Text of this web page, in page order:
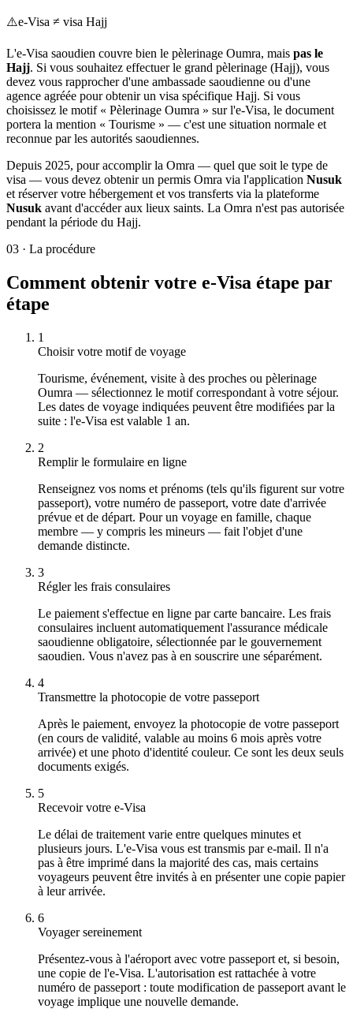
⚠️e-Visa ≠ visa Hajj
L'e-Visa saoudien couvre bien le pèlerinage Oumra, mais pas le
Hajj. Si vous souhaitez effectuer le grand pèlerinage (Hajj), vous
devez vous rapprocher d'une ambassade saoudienne ou d'une
agence agréée pour obtenir un visa spécifique Hajj. Si vous
choisissez le motif « Pèlerinage Oumra » sur l'e-Visa, le document
portera la mention « Tourisme » — c'est une situation normale et
reconnue par les autorités saoudiennes.
Depuis 2025, pour accomplir la Omra — quel que soit le type de
visa — vous devez obtenir un permis Omra via l'application Nusuk
et réserver votre hébergement et vos transferts via la plateforme
Nusuk avant d'accéder aux lieux saints. La Omra n'est pas autorisée
pendant la période du Hajj.
03 · La procédure
Comment obtenir votre e-Visa étape par
étape
1
Choisir votre motif de voyage
Tourisme, événement, visite à des proches ou pèlerinage
Oumra — sélectionnez le motif correspondant à votre séjour.
Les dates de voyage indiquées peuvent être modifiées par la
suite : l'e-Visa est valable 1 an.
2
Remplir le formulaire en ligne
Renseignez vos noms et prénoms (tels qu'ils figurent sur votre
passeport), votre numéro de passeport, votre date d'arrivée
prévue et de départ. Pour un voyage en famille, chaque
membre — y compris les mineurs — fait l'objet d'une
demande distincte.
3
Régler les frais consulaires
Le paiement s'effectue en ligne par carte bancaire. Les frais
consulaires incluent automatiquement l'assurance médicale
saoudienne obligatoire, sélectionnée par le gouvernement
saoudien. Vous n'avez pas à en souscrire une séparément.
4
Transmettre la photocopie de votre passeport
Après le paiement, envoyez la photocopie de votre passeport
(en cours de validité, valable au moins 6 mois après votre
arrivée) et une photo d'identité couleur. Ce sont les deux seuls
documents exigés.
5
Recevoir votre e-Visa
Le délai de traitement varie entre quelques minutes et
plusieurs jours. L'e-Visa vous est transmis par e-mail. Il n'a
pas à être imprimé dans la majorité des cas, mais certains
voyageurs peuvent être invités à en présenter une copie papier
à leur arrivée.
6
Voyager sereinement
Présentez-vous à l'aéroport avec votre passeport et, si besoin,
une copie de l'e-Visa. L'autorisation est rattachée à votre
numéro de passeport : toute modification de passeport avant le
voyage implique une nouvelle demande.